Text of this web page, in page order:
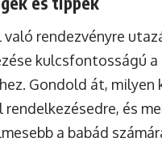
való rendezvényre
kulcsfontosságú a
Gondold át, milyen
rendelkezésedre, és
a babád